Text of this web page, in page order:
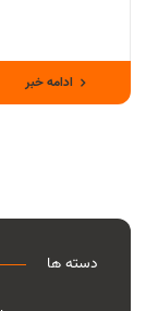
ادامه خبر
دسته ها